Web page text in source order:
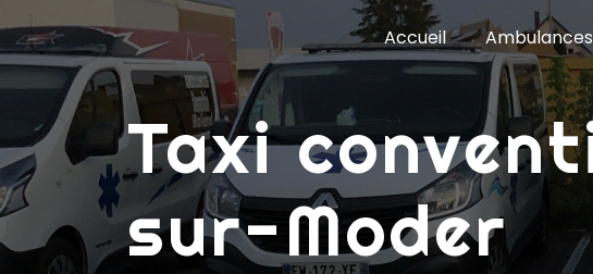
Accueil Ambulances
taxi conventionné Oberhoffen-
sur-Moder
Panneau de gestion des cookies